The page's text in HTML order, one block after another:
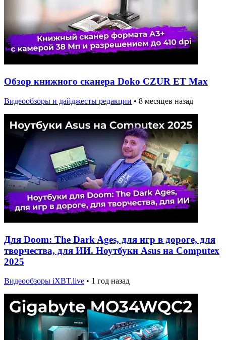
Обзор книжного сканера Doko CZUR ET Max
Видеообзоры и дайджесты редакции • 8 месяцев назад
Для Doom: The Dark Ages, для игр в дороге, для
творчества, для ИИ. Ноутбуки Asus на Computex
2025
Видеообзоры iXBT.live • 1 год назад